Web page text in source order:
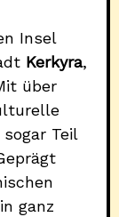
Insel
Kerkyra,
über
Teil
ganz